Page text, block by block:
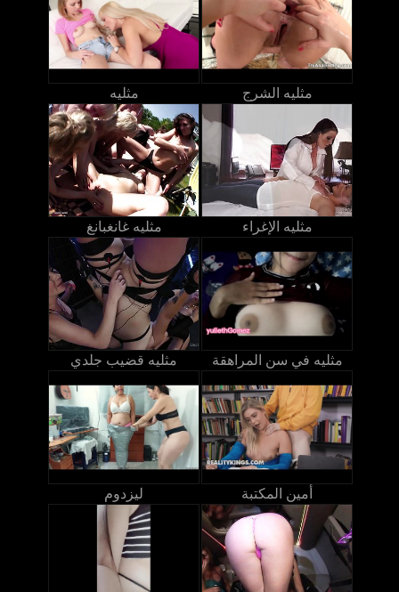
مثليه مثليه الشرج
مثليه غانغبانغ مثليه الإغراء
مثليه قضيب جلدي مثليه في سن المراهقة
ليزدوم أمين المكتبة